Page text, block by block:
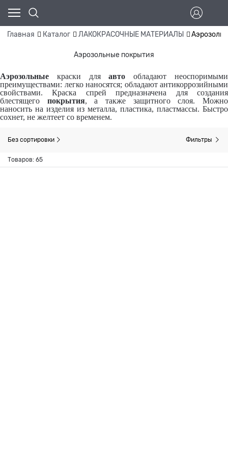
Главная Каталог ЛАКОКРАСОЧНЫЕ МАТЕРИАЛЫ
Аэрозольные покрытия
Аэрозольные краски дляавтообладают неоспоримыми
преимуществами: легко наносятся; обладают антикоррозийными
свойствами. Краска спрей предназначена для создания
блестящего покрытия, а также защитного слоя. Можно
наносить на изделия из металла, пластика, пластмассы. Быстро
сохнет, не желтеет со временем.
Без сортировки Фильтры
Товаров: 65